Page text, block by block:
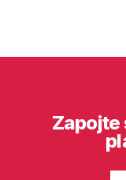
Zapojte